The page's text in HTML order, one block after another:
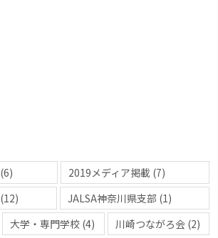
(6) 2019メディア掲載 (7)
(12) JALSA神奈川県支部 (1)
大学・専門学校 (4) 川崎つながろ会(2)